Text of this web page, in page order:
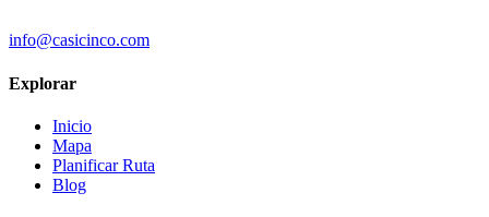
info@casicinco.com
Explorar
Inicio
Mapa
Planificar Ruta
Blog